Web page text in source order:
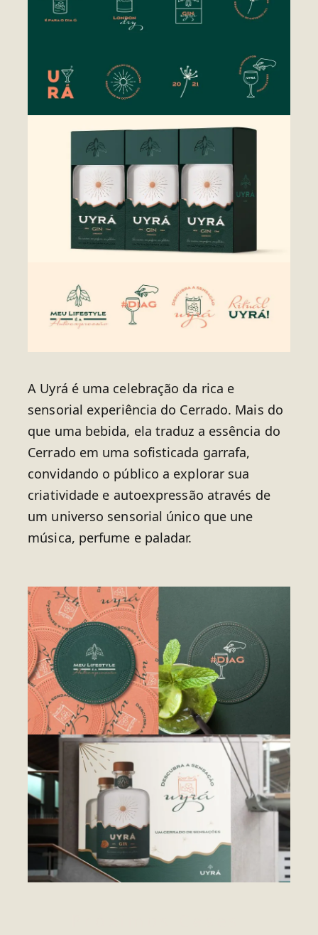
A Uyrá é uma celebração da rica e
sensorial experiência do Cerrado. Mais do
que uma bebida, ela traduz a essência do
Cerrado em uma sofisticada garrafa,
convidando o público a explorar sua
criatividade e autoexpressão através de
um universo sensorial único que une
música, perfume e paladar.